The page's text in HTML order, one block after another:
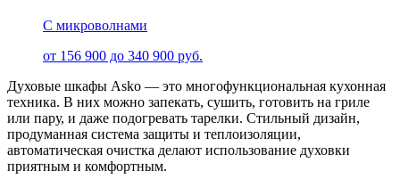
С микроволнами
от 156 900 до 340 900 руб.
Духовые шкафы Asko — это многофункциональная кухонная
техника. В них можно запекать, сушить, готовить на гриле
или пару, и даже подогревать тарелки. Стильный дизайн,
продуманная система защиты и теплоизоляции,
автоматическая очистка делают использование духовки
приятным и комфортным.